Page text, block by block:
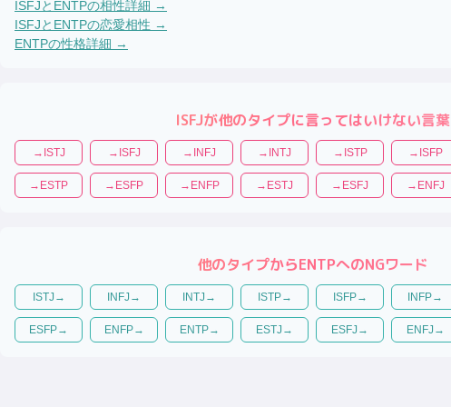
ISFJと ENTPの相性詳細 →
ISFJと ENTPの恋愛相性 →
ENTPの性格詳細 →
ISFJが他のタイプに言ってはいけない言葉
→ ISTJ → ISFJ → INFJ → INTJ → ISTP → ISFP
→ ESTP → ESFP → ENFP → ESTJ → ESFJ → ENFJ
他のタイプからENTPへのNGワード
ISTJ → INFJ → INTJ → ISTP→ ISFP→ INFP→
ESFP→ ENFP→ ENTP→ ESTJ → ESFJ → ENFJ →